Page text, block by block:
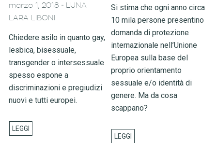
marzo 1, 2018 - LUNA
LARA LIBONI
Chiedere asilo in quanto gay,
lesbica, bisessuale,
transgender o intersessuale
spesso espone a
discriminazioni e pregiudizi
nuovi e tutti europei.
Si stima che ogni anno circa
10 mila persone presentino
domanda di protezione
internazionale nell’Unione
Europea sulla base del
proprio orientamento
sessuale e/o identità di
genere. Ma da cosa
scappano?